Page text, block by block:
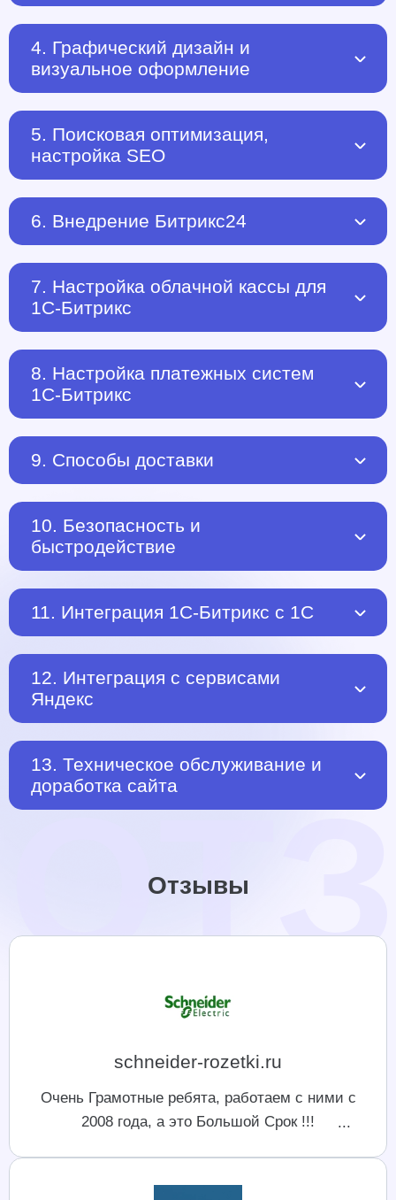
4. Графический дизайн и
визуальное оформление
5. Поисковая оптимизация,
настройка SEO
6. Внедрение Битрикс24
7. Настройка облачной кассы для
1С-Битрикс
8. Настройка платежных систем
1С-Битрикс
9. Способы доставки
10. Безопасность и
быстродействие
11. Интеграция 1С-Битрикс с 1С
12. Интеграция с сервисами
Яндекс
13. Техническое обслуживание и
доработка сайта
Отзывы
schneider-rozetki.ru
Очень Грамотные ребята, работаем с ними с
2008 года, а это Большой Срок !!!